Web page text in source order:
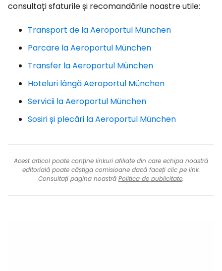
consultați sfaturile și recomandările noastre utile:
Transport de la Aeroportul München
Parcare la Aeroportul München
Transfer la Aeroportul München
Hoteluri lângă Aeroportul München
Servicii la Aeroportul München
Sosiri și plecări la Aeroportul München
Acest articol poate conține linkuri afiliate din care echipa noastră
editorială poate câștiga comisioane dacă faceți clic pe link.
Consultați pagina noastră Politica de publicitate.